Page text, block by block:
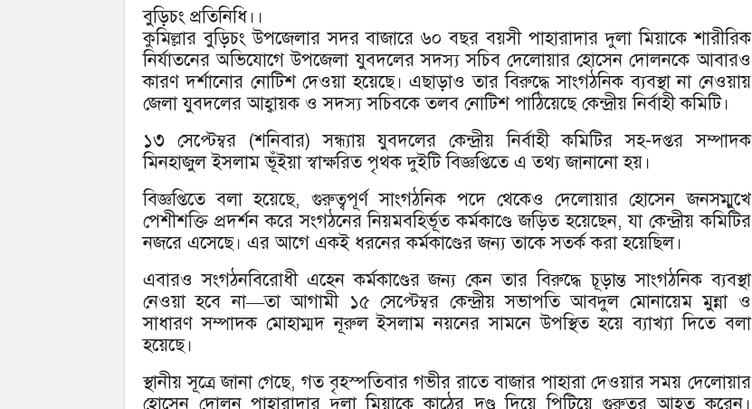
বুড়িচং প্রতিনিধি।।
কুমিল্লার বুড়িচং উপজেলার সদর বাজারে ৬০ বছর বয়সী পাহারাদার দুলা মিয়াকে শারীরিক
নির্যাতনের অভিযোগে উপজেলা যুবদলের সদস্য সচিব দেলোয়ার হোসেন দোলনকে আবারও
কারণ দর্শানোর নোটিশ দেওয়া হয়েছে। এছাড়াও তার বিরুদ্ধে সাংগঠনিক ব্যবস্থা না নেওয়ায়
জেলা যুবদলের আহ্বায়ক ও সদস্য সচিবকে তলব নোটিশ পাঠিয়েছে কেন্দ্রীয় নির্বাহী কমিটি।
১৩ সেপ্টেম্বর (শনিবার) সন্ধ্যায় যুবদলের কেন্দ্রীয় নির্বাহী কমিটির সহ-দপ্তর সম্পাদক
মিনহাজুল ইসলাম ভূঁইয়া স্বাক্ষরিত পৃথক দুইটি বিজ্ঞপ্তিতে এ তথ্য জানানো হয়।
বিজ্ঞপ্তিতে বলা হয়েছে, গুরুত্বপূর্ণ সাংগঠনিক পদে থেকেও দেলোয়ার হোসেন জনসম্মুখে
পেশীশক্তি প্রদর্শন করে সংগঠনের নিয়মবহির্ভূত কর্মকাণ্ডে জড়িত হয়েছেন, যা কেন্দ্রীয় কমিটির
নজরে এসেছে। এর আগে একই ধরনের কর্মকাণ্ডের জন্য তাকে সতর্ক করা হয়েছিল।
এবারও সংগঠনবিরোধী এহেন কর্মকাণ্ডের জন্য কেন তার বিরুদ্ধে চূড়ান্ত সাংগঠনিক ব্যবস্থা
নেওয়া হবে না—তা আগামী ১৫ সেপ্টেম্বর কেন্দ্রীয় সভাপতি আবদুল মোনায়েম মুন্না ও
সাধারণ সম্পাদক মোহাম্মদ নূরুল ইসলাম নয়নের সামনে উপস্থিত হয়ে ব্যাখ্যা দিতে বলা
হয়েছে।
স্থানীয় সূত্রে জানা গেছে, গত বৃহস্পতিবার গভীর রাতে বাজার পাহারা দেওয়ার সময় দেলোয়ার
হোসেন দোলন পাহারাদার দুলা মিয়াকে কাঠের দণ্ড দিয়ে পিটিয়ে গুরুতর আহত করেন।